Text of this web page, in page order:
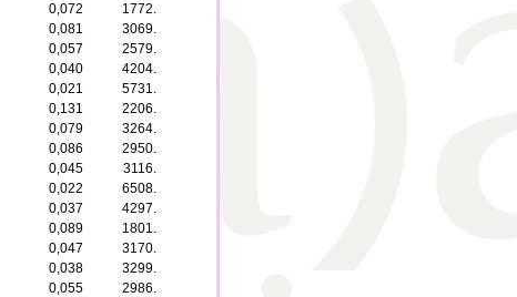
0,072
1772.
0,081
3069.
0,057
2579.
0,040
4204.
0,021
5731.
0,131
2206.
0,079
3264.
0,086
2950.
0,045
3116.
0,022
6508.
0,037
4297.
0,089
1801.
0,047
3170.
0,038
3299.
0,055
2986.